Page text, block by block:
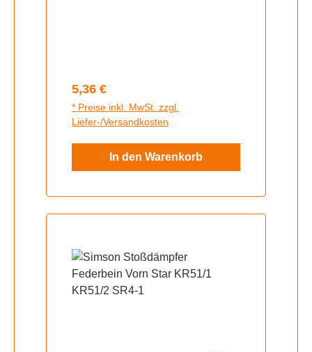
Regulärer Preis:
5,36 €
* Preise inkl. MwSt. zzgl.
Liefer-/Versandkosten
In den Warenkorb